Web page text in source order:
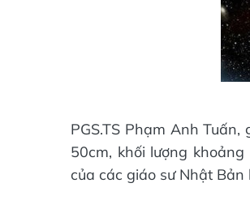
PGS.TS Phạm Anh
50cm, khối lượng
của các giáo sư Nhật